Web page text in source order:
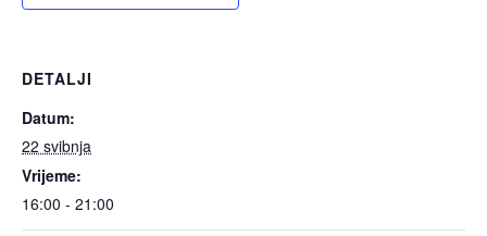
DETALJI
Datum:
22 svibnja
Vrijeme:
16:00 - 21:00